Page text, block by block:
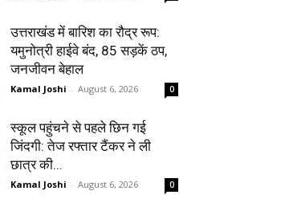
उत्तराखंड में बारिश का रौद्र रूप:
यमुनोत्री हाईवे बंद, 85 सड़कें ठप,
जनजीवन बेहाल
Kamal Joshi - August 6, 2026 0
स्कूल पहुंचने से पहले छिन गई
जिंदगी: तेज रफ्तार टैंकर ने ली
छात्र की...
Kamal Joshi - August 6, 2026 0